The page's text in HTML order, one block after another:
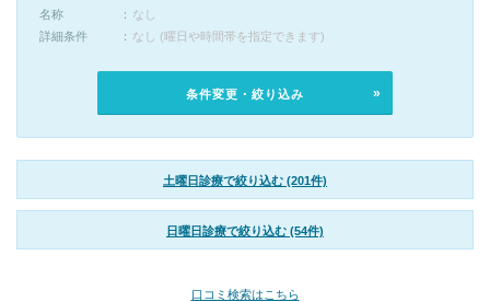
名称
なし
詳細条件
なし (曜日や時間帯を指定できます)
条件変更・絞り込み
土曜日診療で絞り込む (201件)
日曜日診療で絞り込む (54件)
口コミ検索はこちら